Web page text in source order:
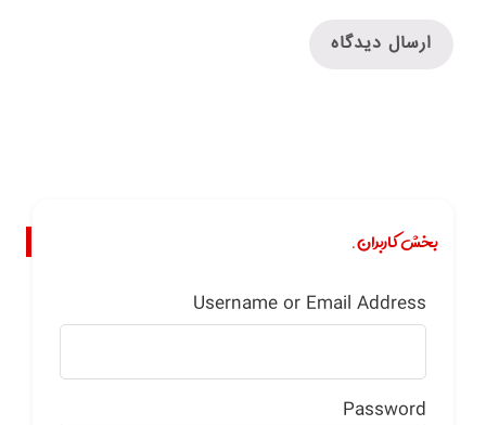
بخش کاربران.
Username or Email Address
Password